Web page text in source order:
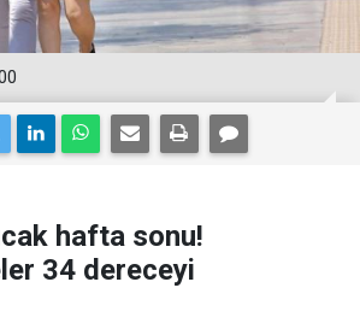
hafta sonu!
34 dereceyi